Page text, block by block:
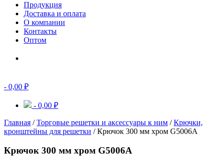
Продукция
Доставка и оплата
О компании
Контакты
Оптом
- 0,00 ₽
- 0,00 ₽
Главная /Торговые решетки и аксессуары к ним /Крючки,
кронштейны для решетки / Крючок 300 мм хром G5006A
Крючок 300 мм хром G5006A